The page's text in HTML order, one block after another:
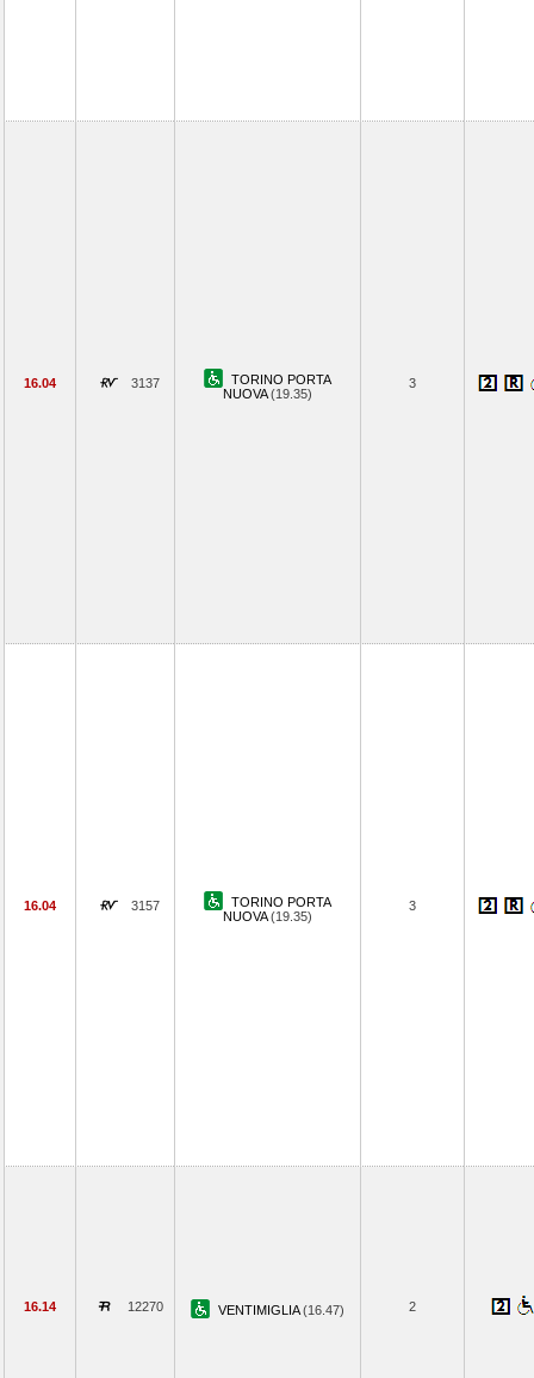
16.04 3137
TORINO PORTA
NUOVA(19.35)
3
16.04 3157
TORINO PORTA
NUOVA(19.35)
3
16.14 12270 VENTIMIGLIA(16.47) 2